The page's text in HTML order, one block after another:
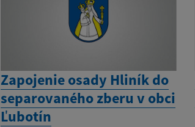
Zapojenie osady Hliník do
separovaného zberu v obci
Ľubotín